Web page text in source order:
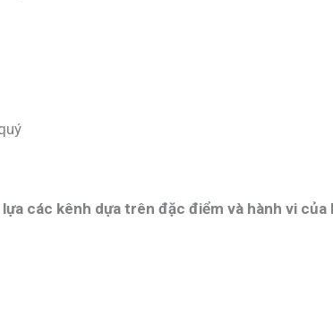
các kênh dựa trên đặc điểm và hành vi của